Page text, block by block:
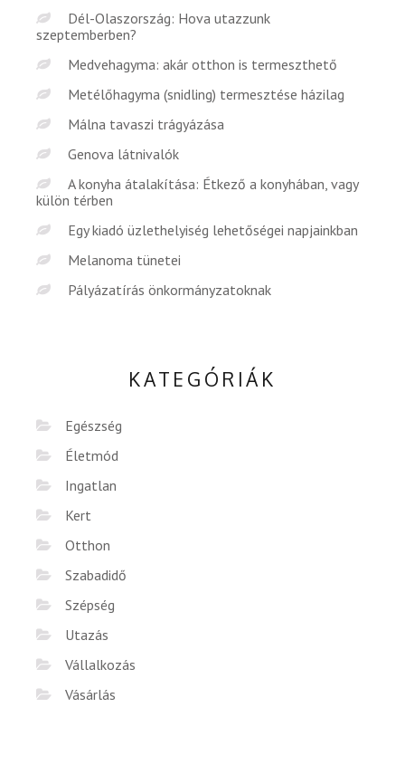
Dél-Olaszország: Hova utazzunk
szeptemberben?
Medvehagyma: akár otthon is termeszthető
Metélőhagyma (snidling) termesztése házilag
Málna tavaszi trágyázása
Genova látnivalók
A konyha átalakítása: Étkező a konyhában, vagy
külön térben
Egy kiadó üzlethelyiség lehetőségei napjainkban
Melanoma tünetei
Pályázatírás önkormányzatoknak
KATEGÓRIÁK
Egészség
Életmód
Ingatlan
Kert
Otthon
Szabadidő
Szépség
Utazás
Vállalkozás
Vásárlás